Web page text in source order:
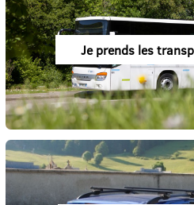
Je prends les